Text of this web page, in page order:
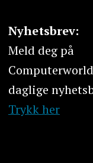
Nyhetsbrev:
Meld deg på
daglige
Trykk her